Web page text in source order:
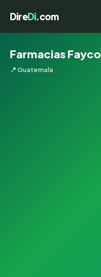
DireDi.com
Farmacias Fayco
📍 Guatemala